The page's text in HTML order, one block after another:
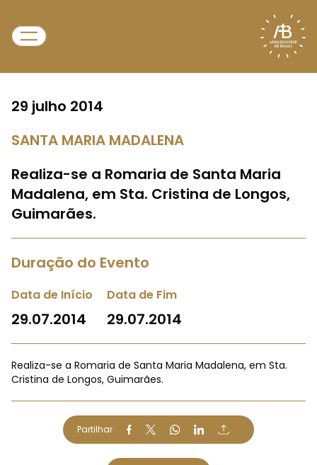
29 julho 2014
SANTA MARIA MADALENA
Realiza-se a Romaria de Santa Maria
Madalena, em Sta. Cristina de Longos,
Guimarães.
Duração do Evento
Data de Início
29.07.2014
Data de Fim
29.07.2014
Realiza-se a Romaria de Santa Maria Madalena, em Sta.
Cristina de Longos, Guimarães.
Partilhar